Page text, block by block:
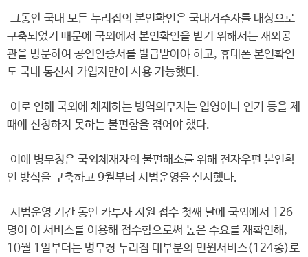
그동안 국내 모든 누리집의 본인확인은 국내거주자를 대상으로
구축되었기 때문에 국외에서 본인확인을 받기 위해서는 재외공
관을 방문하여 공인인증서를 발급받아야 하고, 휴대폰 본인확인
도 국내 통신사 가입자만이 사용 가능했다.
이로 인해 국외에 체재하는 병역의무자는 입영이나 연기 등을 제
때에 신청하지 못하는 불편함을 겪어야 했다.
이에 병무청은 국외체재자의 불편해소를 위해 전자우편 본인확
인 방식을 구축하고 9월부터 시범운영을 실시했다.
시범운영 기간 동안 카투사 지원 접수 첫째 날에 국외에서 126
명이 이 서비스를 이용해 접수함으로써 높은 수요를 재확인해,
10월 1일부터는 병무청 누리집 대부분의 민원서비스(124종)로